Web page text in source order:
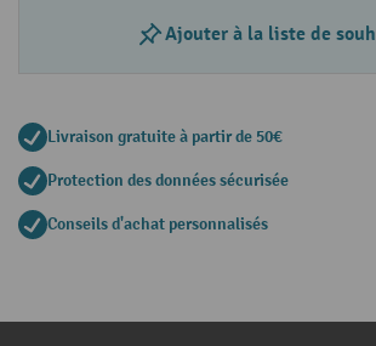
Ajouter à la liste de
Livraison gratuite à partir de 50€
Protection des données sécurisée
Conseils d'achat personnalisés